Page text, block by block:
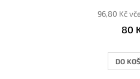
96,80 Kč
80
DO